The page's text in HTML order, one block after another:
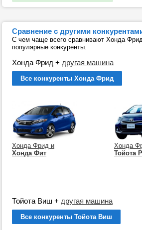
Сравнение с другими
С чем чаще всего сравнивают Хонда
популярные конкуренты.
Хонда Фрид + другая машина
Все конкуренты Хонда Фрид
Хонда Фрид и
Хонда Фит
Хонда
Тойота
Тойота Виш + другая машина
Все конкуренты Тойота Виш